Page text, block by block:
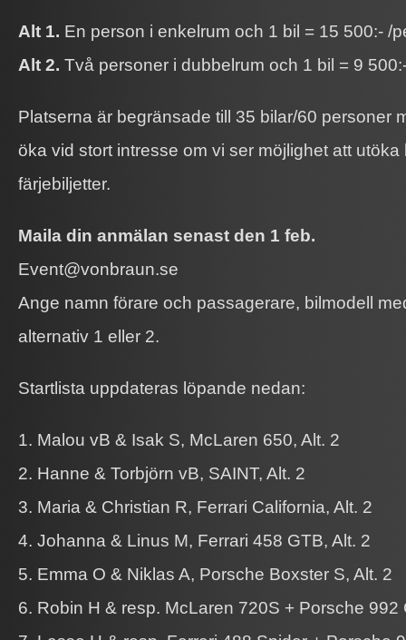
Alt 1. En person i enkelrum och 1 bil = 15 500:- /
Alt 2. Två personer i dubbelrum och 1 bil = 9
Platserna är begränsade till 35 bilar/60 personer
öka vid stort intresse om vi ser möjlighet att
färjebiljetter.
Maila din anmälan senast den 1 feb.
Event@vonbraun.se
Ange namn förare och passagerare, bilmodell
alternativ 1 eller 2.
Startlista uppdateras löpande nedan:
1. Malou vB & Isak S, McLaren 650, Alt. 2
2. Hanne & Torbjörn vB, SAINT, Alt. 2
3. Maria & Christian R, Ferrari California, Alt. 2
4. Johanna & Linus M, Ferrari 458 GTB, Alt. 2
5. Emma O & Niklas A, Porsche Boxster S, Alt. 2
6. Robin H & resp. McLaren 720S + Porsche 992